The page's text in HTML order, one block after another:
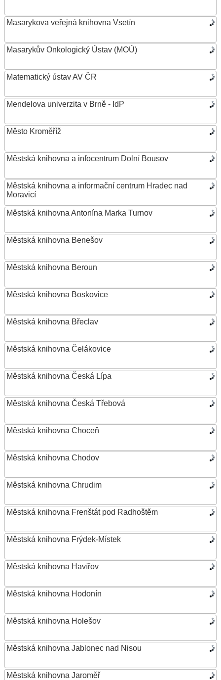
Masarykova veřejná knihovna Vsetín
Masarykův Onkologický Ústav (MOÚ)
Matematický ústav AV ČR
Mendelova univerzita v Brně - IdP
Město Kroměříž
Městská knihovna a infocentrum Dolní Bousov
Městská knihovna a informační centrum Hradec nad
Moravicí
Městská knihovna Antonína Marka Turnov
Městská knihovna Benešov
Městská knihovna Beroun
Městská knihovna Boskovice
Městská knihovna Břeclav
Městská knihovna Čelákovice
Městská knihovna Česká Lípa
Městská knihovna Česká Třebová
Městská knihovna Choceň
Městská knihovna Chodov
Městská knihovna Chrudim
Městská knihovna Frenštát pod Radhoštěm
Městská knihovna Frýdek-Místek
Městská knihovna Havířov
Městská knihovna Hodonín
Městská knihovna Holešov
Městská knihovna Jablonec nad Nisou
Městská knihovna Jaroměř